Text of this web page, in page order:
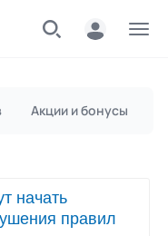
Акции и бонусы
начать
правил